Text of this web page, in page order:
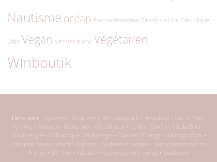
Nautisme océan Pancake Protection Tire-Bouchon Electrique
Utile Vegan Vin Vin blanc Végétarien
Winboutik
Liens amis : Systrem • Shopiwin • Mon parapluie • Inneshop • Sac-a-main-
femme • Aabrupt • Generator • OttaGroup • Le Bon Confort • BoboBird •
Otta Energie • La Boutique OttaEnergie • Conseils Energy • Villabaga Paris •
canopée development • Bajoom • Systrem-Energies • Autoconsommation
France • 301film • Valodev • Votre-prenom-en-bd • Viadecom